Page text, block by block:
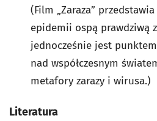
(Film „Zaraza”
epidemii ospą prawdziwą
jednocześnie jest
nad współczesnym
metafory zarazy i wirusa.)
Literatura